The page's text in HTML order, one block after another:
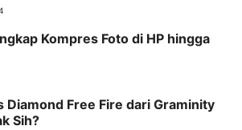
Kompres Foto di HP hingga
Diamond Free Fire dari Graminity
Sih?